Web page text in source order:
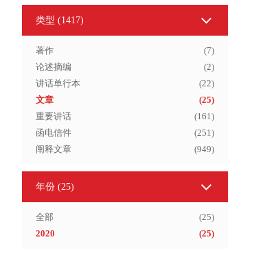
类型 (1417)
著作 (7)
论述摘编
(2)
讲话单行本
(22)
文章
(25)
重要讲话
(161)
函电信件
(251)
阐释文章
(949)
年份 (25)
全部 (25)
2020
(25)